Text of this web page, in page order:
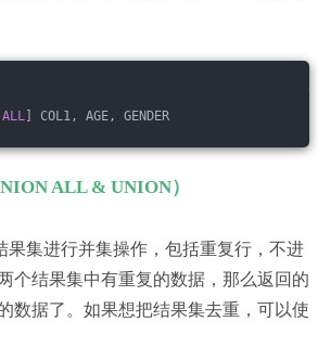
ALL ] COL1, AGE, GENDER
ALL & UNION）
果集进行并集操作，包括重复行，不进
个结果集中有重复的数据，那么返回的
数据了。如果想把结果集去重，可以使